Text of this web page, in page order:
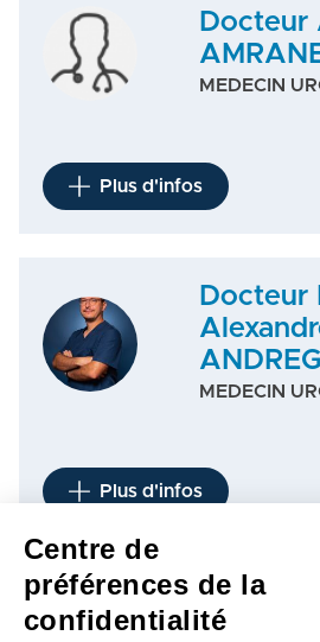
Docteur
MEDECIN
Plus d'infos
Docteur
MEDECIN
Plus d'infos
1 2 3
Centre de
préférences de la
confidentialité